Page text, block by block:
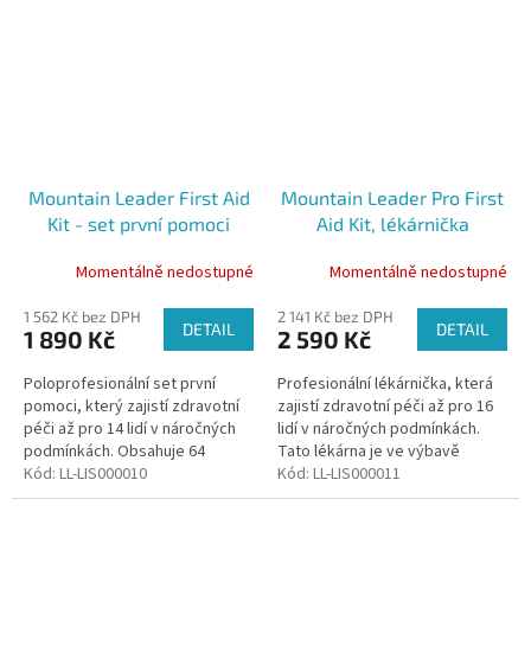
Mountain Leader First Aid
Kit - set první pomoci
Momentálně nedostupné
1 562 Kč bez DPH
1 890 Kč DETAIL
Poloprofesionální set první
pomoci, který zajistí zdravotní
péči až pro 14 lidí v náročných
podmínkách. Obsahuje 64
položek.
Kód: LL-LIS000010
Mountain Leader Pro First
Aid Kit, lékárnička
Momentálně nedostupné
2 141 Kč bez DPH
2 590 Kč DETAIL
Profesionální lékárnička, která
zajistí zdravotní péči až pro 16
lidí v náročných podmínkách.
Tato lékárna je ve výbavě
Britských speciálních jednotek i
záchranných týmů v...
Kód: LL-LIS000011